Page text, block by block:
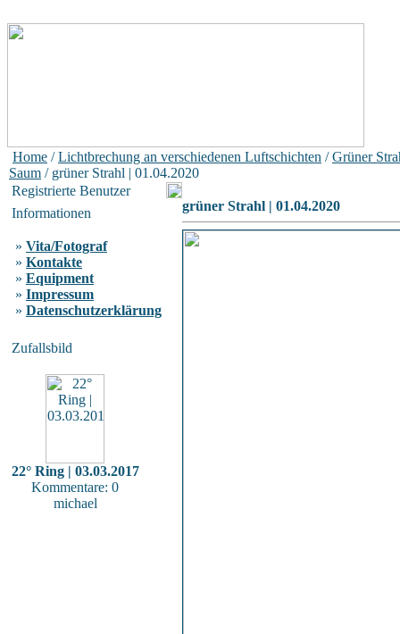
Home /Lichtbrechung an verschiedenen Luftschichten /Grüner
Saum / grüner Strahl | 01.04.2020
Registrierte Benutzer
Informationen
» Vita/Fotograf
» Kontakte
» Equipment
» Impressum
» Datenschutzerklärung
Zufallsbild
22° Ring | 03.03.2017
Kommentare: 0
michael
grüner Strahl | 01.04.2020